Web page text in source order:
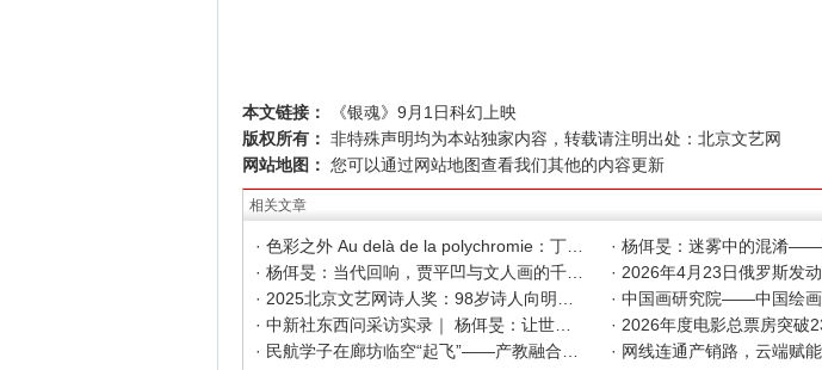
本文链接：
《银魂》9月1日科幻上映
版权所有： 非特殊声明均为本站独家内容，转载请注明出处： 北京文艺网
网站地图： 您可以通过网站地图查看我们其他的内容更新
相关文章
· 2026年度电影总票房突破